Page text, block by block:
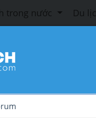
trong nước Du